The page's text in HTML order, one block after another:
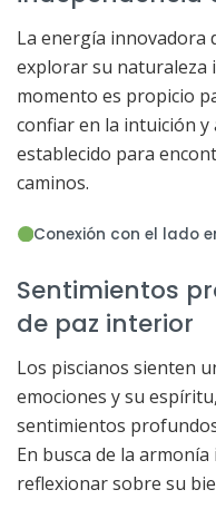
La energía innovadora
explorar su naturaleza
momento es propicio
confiar en la intuición
establecido para
caminos.
Conexión con el lado
Sentimientos
de paz interior
Los piscianos sienten
emociones y su
sentimientos
En busca de la
reflexionar sobre su